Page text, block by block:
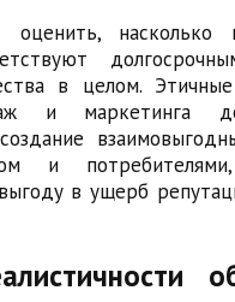
оценить, насколько
в целом.
и маркетинга
и
в ущерб